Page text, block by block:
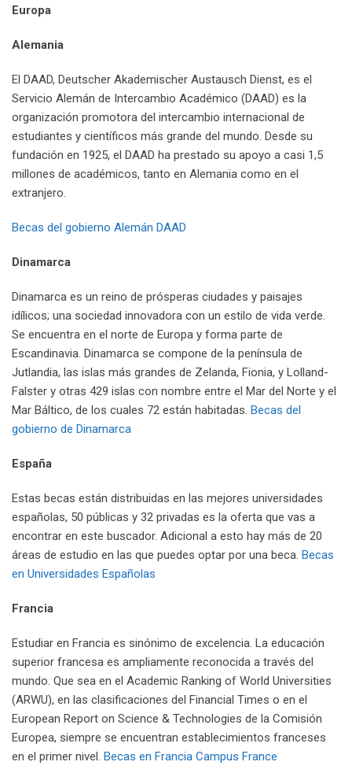
Europa
Alemania
El DAAD, Deutscher Akademischer Austausch Dienst, es el
Servicio Alemán de Intercambio Académico (DAAD) es la
organización promotora del intercambio internacional de
estudiantes y científicos más grande del mundo. Desde su
fundación en 1925, el DAAD ha prestado su apoyo a casi 1,5
millones de académicos, tanto en Alemania como en el
extranjero.
Becas del gobierno Alemán DAAD
Dinamarca
Dinamarca es un reino de prósperas ciudades y paisajes
idílicos; una sociedad innovadora con un estilo de vida verde.
Se encuentra en el norte de Europa y forma parte de
Escandinavia. Dinamarca se compone de la península de
Jutlandia, las islas más grandes de Zelanda, Fionia, y Lolland-
Falster y otras 429 islas con nombre entre el Mar del Norte y el
Mar Báltico, de los cuales 72 están habitadas. Becas del
gobierno de Dinamarca
España
Estas becas están distribuidas en las mejores universidades
españolas, 50 públicas y 32 privadas es la oferta que vas a
encontrar en este buscador. Adicional a esto hay más de 20
áreas de estudio en las que puedes optar por una beca. Becas
en Universidades Españolas
Francia
Estudiar en Francia es sinónimo de excelencia. La educación
superior francesa es ampliamente reconocida a través del
mundo. Que sea en el Academic Ranking of World Universities
(ARWU), en las clasificaciones del Financial Times o en el
European Report on Science & Technologies de la Comisión
Europea, siempre se encuentran establecimientos franceses
en el primer nivel. Becas en Francia Campus France